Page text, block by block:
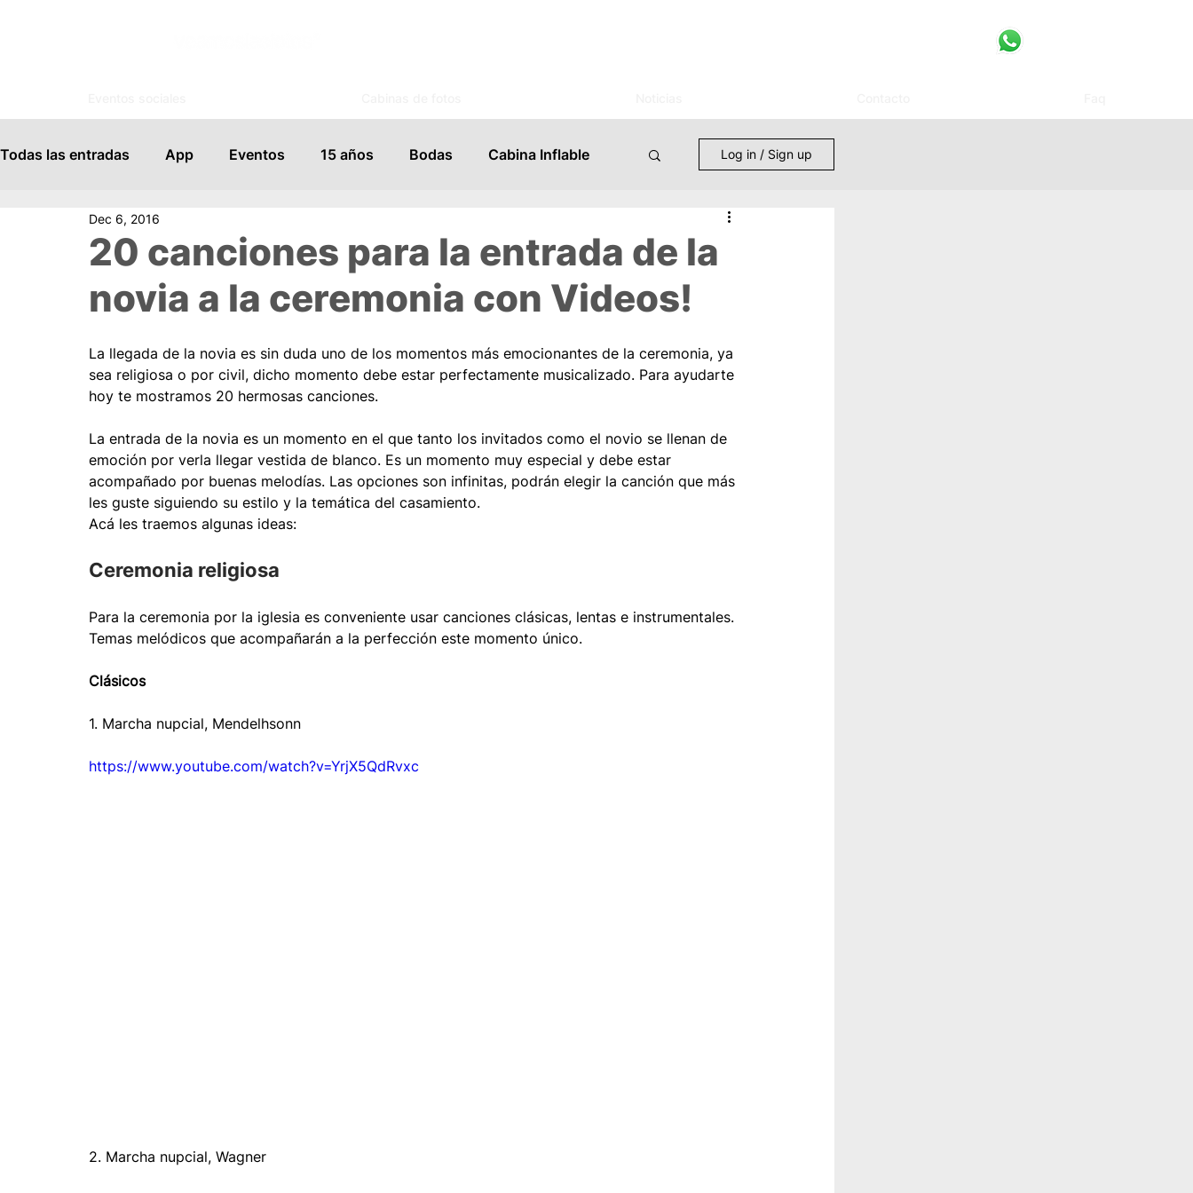
Todas las entradas App Eventos 15 años Bodas Cabina Inflable
Espejo Mágico
Famosos Books FotoSouvenir Servicios Celebraciones
Vida Social Modelaje Cursos Tips para Eventos Lugares
Moda y tendencia Maquillaje Música Ambientaciones Turismo
Vestidos Servicios Kiosco digital de Impresión Cabina 360
Instaprint
Log in / Sign up
20 canciones para la entrada de la
novia a la ceremonia con Videos!
Dec 6, 2016
La llegada de la novia es sin duda uno de los momentos más emocionantes de la ceremonia, ya
sea religiosa o por civil, dicho momento debe estar perfectamente musicalizado. Para ayudarte
hoy te mostramos 20 hermosas canciones.
La entrada de la novia es un momento en el que tanto los invitados como el novio se llenan de
emoción por verla llegar vestida de blanco. Es un momento muy especial y debe estar
acompañado por buenas melodías. Las opciones son infinitas, podrán elegir la canción que más
les guste siguiendo su estilo y la temática del casamiento.
Acá les traemos algunas ideas:
Ceremonia religiosa
Para la ceremonia por la iglesia es conveniente usar canciones clásicas, lentas e instrumentales.
Temas melódicos que acompañarán a la perfección este momento único.
Clásicos
1. Marcha nupcial, Mendelhsonn
https://www.youtube.com/watch?v=YrjX5QdRvxc
2. Marcha nupcial, Wagner